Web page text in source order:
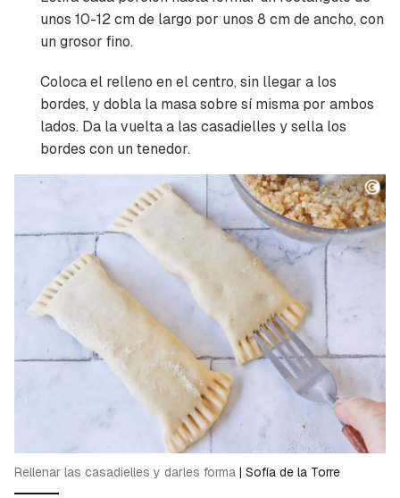
unos 10-12 cm de largo por unos 8 cm de ancho, con
un grosor fino.
Coloca el relleno en el centro, sin llegar a los
bordes, y dobla la masa sobre sí misma por ambos
lados. Da la vuelta a las casadielles y sella los
bordes con un tenedor.
Rellenar las casadielles y darles forma | Sofía de la Torre